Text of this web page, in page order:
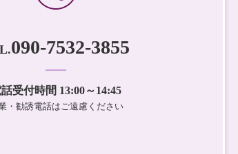
090-7532-3855
受付時間 13:00～14:45
・勧誘電話はご遠慮ください